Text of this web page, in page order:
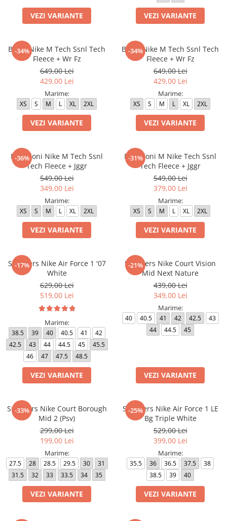
Pantaloni lungi fotbal copii
Imbracaminte fotbal femei
Tricouri fotbal femei
Sorturi fotbal femei
Pantaloni lungi fotbal femei
Echipament portar
VEZI VARIANTE VEZI VARIANTE
-34%
Bluza Nike M Tech Ssnl Tech
Fleece + Wr Fz
649,00 Lei
429,00 Lei
Marime:
XS S M L XL 2XL
VEZI VARIANTE
-34%
Bluza Nike M Tech Ssnl Tech
Fleece + Wr Fz
649,00 Lei
429,00 Lei
Marime:
XS S M L XL 2XL
VEZI VARIANTE
-36%
Pantaloni Nike M Tech Ssnl
Tech Fleece + Jggr
549,00 Lei
349,00 Lei
Marime:
XS S M L XL 2XL
VEZI VARIANTE
-31%
Pantaloni M Nike Tech Ssnl
Tech Fleece + Jggr
549,00 Lei
379,00 Lei
Marime:
XS S M L XL 2XL
VEZI VARIANTE
-17%
Sneakers Nike Air Force 1 '07
White
629,00 Lei
519,00 Lei
Marime:
38.5 39 40 40.5 41
42
42.5
43 44 44.5 45
45.5
46
47 47.5 48.5
VEZI VARIANTE
-21%
Sneakers Nike Court Vision
Mid Next Nature
439,00 Lei
349,00 Lei
Marime:
40 40.5 41 42 42.5
43
44
44.5 45
VEZI VARIANTE
-33%
Sneakers Nike Court Borough
Mid 2 (Psv)
299,00 Lei
199,00 Lei
Marime:
27.5 28 28.5 29.5 30
31
31.5
32 33 33.5 34 35
VEZI VARIANTE
-25%
Sneakers Nike Air Force 1 LE
Bg Triple White
529,00 Lei
399,00 Lei
Marime:
35.5 36 36.5 37.5
38
38.5
39 40
VEZI VARIANTE